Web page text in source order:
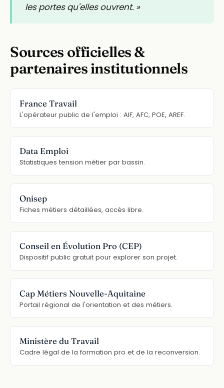
les portes qu'elles ouvrent. »
Sources officielles &
partenaires institutionnels
France Travail
L'opérateur public de l'emploi : AIF, AFC, POE, AREF.
Data Emploi
Statistiques tension métier par bassin.
Onisep
Fiches métiers détaillées, accès libre.
Conseil en Évolution Pro (CEP)
Dispositif public gratuit pour explorer son projet.
Cap Métiers Nouvelle-Aquitaine
Portail régional de l'orientation et des métiers.
Ministère du Travail
Cadre légal de la formation pro et de la reconversion.